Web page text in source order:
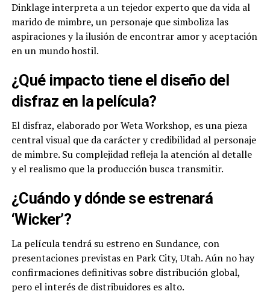
Dinklage interpreta a un tejedor experto que da vida al
marido de mimbre, un personaje que simboliza las
aspiraciones y la ilusión de encontrar amor y aceptación
en un mundo hostil.
¿Qué impacto tiene el diseño del
disfraz en la película?
El disfraz, elaborado por Weta Workshop, es una pieza
central visual que da carácter y credibilidad al personaje
de mimbre. Su complejidad refleja la atención al detalle
y el realismo que la producción busca transmitir.
¿Cuándo y dónde se estrenará
‘Wicker’?
La película tendrá su estreno en Sundance, con
presentaciones previstas en Park City, Utah. Aún no hay
confirmaciones definitivas sobre distribución global,
pero el interés de distribuidores es alto.